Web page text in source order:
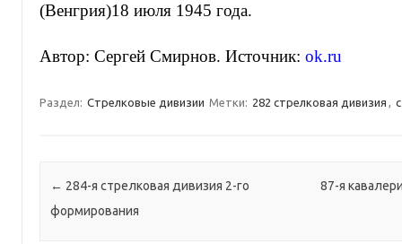
(Венгрия)18 июля 1945 года.
Автор: Сергей Смирнов. Источник: ok.ru
Раздел: Стрелковые дивизии Метки: 282 стрелковая дивизия ,
Навигация по записям
← 284-я стрелковая дивизия 2-го
формирования
87-я